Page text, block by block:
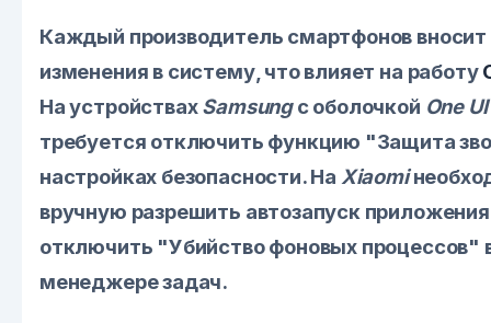
Каждый производитель смартфонов вносит
изменения в систему, что влияет на работу
На устройствахSamsungс оболочкой One UI
требуется отключить функцию "Защита
настройках безопасности. На Xiaomi
вручную разрешить автозапуск
отключить "Убийство фоновых процессов"
менеджере задач.